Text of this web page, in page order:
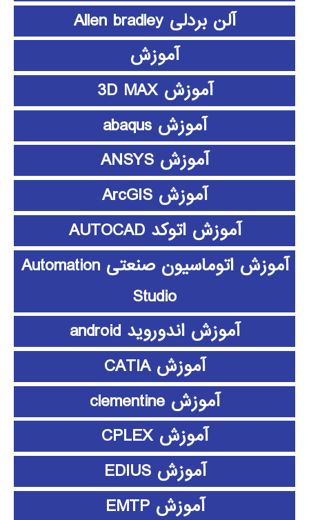
آلن بردلی Allen bradley
آموزش
آموزش 3D MAX
آموزش abaqus
آموزش ANSYS
آموزش ArcGIS
آموزش اتوکد AUTOCAD
آموزش اتوماسیون صنعتی Automation
Studio
آموزش اندوروید android
آموزش CATIA
آموزش clementine
آموزش CPLEX
آموزش EDIUS
آموزش EMTP